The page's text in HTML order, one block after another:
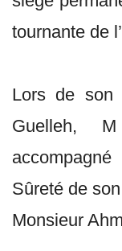
tournante de
Lors de son
Guelleh,
Sûreté de
Monsieur